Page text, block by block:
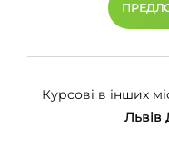
Курсові в інших
Львів